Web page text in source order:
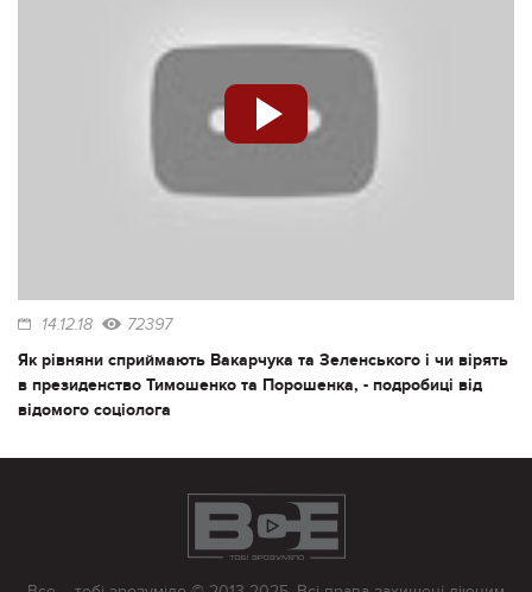
14.12.18 72397
Як рівняни сприймають Вакарчука та Зеленського і чи вірять
в президенство Тимошенко та Порошенка, - подробиці від
відомого соціолога